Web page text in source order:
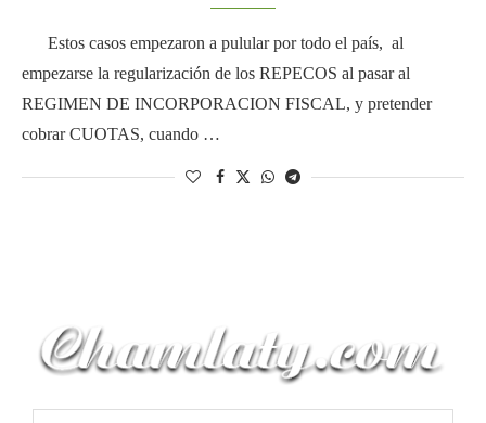
Estos casos empezaron a pulular por todo el país, al
empezarse la regularización de los REPECOS al pasar al
REGIMEN DE INCORPORACION FISCAL, y pretender
cobrar CUOTAS, cuando …